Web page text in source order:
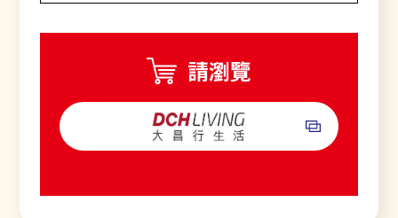
請瀏覽